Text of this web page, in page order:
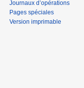
Journaux d’opérations
Pages spéciales
Version imprimable